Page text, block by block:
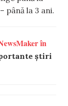
până la 3 ani.
în
știri